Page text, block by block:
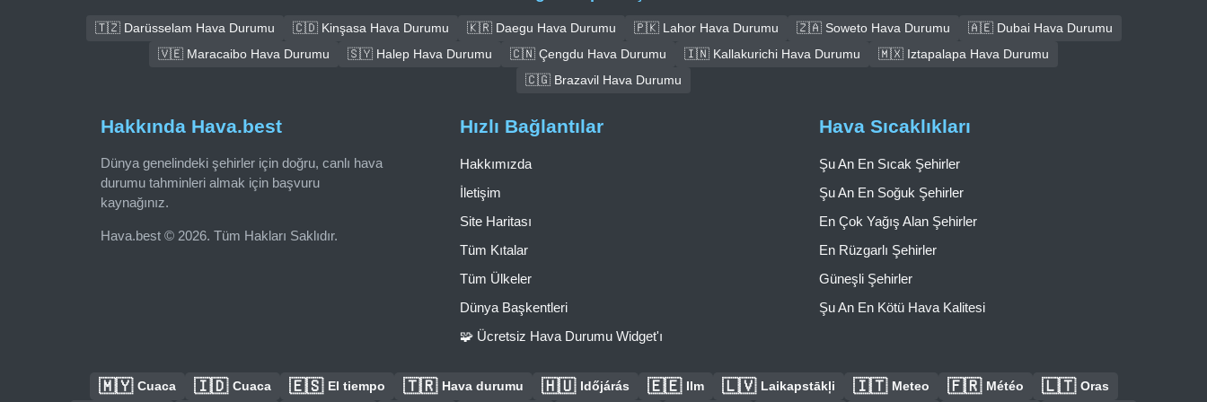
🇹🇿 Darüsselam Hava Durumu 🇨🇩 Kinşasa Hava Durumu 🇰🇷 Daegu Hava Durumu 🇵🇰 Lahor Hava Durumu 🇿🇦 Soweto Hava Durumu
🇦🇪 Dubai Hava Durumu
🇻🇪 Maracaibo Hava Durumu
🇸🇾 Halep Hava Durumu 🇨🇳 Çengdu Hava Durumu 🇮🇳 Kallakurichi Hava Durumu
🇲🇽 Iztapalapa Hava Durumu
🇨🇬 Brazavil Hava Durumu
Hakkında Hava.best
Dünya genelindeki şehirler için doğru, canlı hava
durumu tahminleri almak için başvuru
kaynağınız.
Hava.best © 2026. Tüm Hakları Saklıdır.
Hızlı Bağlantılar
Hakkımızda
İletişim
Site Haritası
Tüm Kıtalar
Tüm Ülkeler
Dünya Başkentleri
🧩 Ücretsiz Hava Durumu Widget'ı
Hava Sıcaklıkları
Şu An En Sıcak Şehirler
Şu An En Soğuk Şehirler
En Çok Yağış Alan Şehirler
En Rüzgarlı Şehirler
Güneşli Şehirler
Şu An En Kötü Hava Kalitesi
🇲🇾 Cuaca 🇮🇩 Cuaca 🇪🇸 El tiempo 🇹🇷 Hava durumu 🇭🇺 Időjárás 🇪🇪 Ilm 🇱🇻 Laikapstākļi 🇮🇹 Meteo 🇫🇷 Météo 🇱🇹 Oras